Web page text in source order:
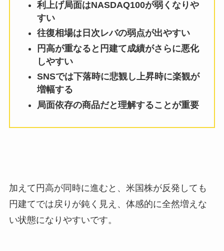
利上げ局面はNASDAQ100が弱くなりや
すい
往復相場は日次レバの弱点が出やすい
円高が重なると円建て成績がさらに悪化
しやすい
SNSでは下落時に悲観し上昇時に楽観が
増幅する
局面依存の商品だと理解することが重要
加えて円高が同時に進むと、米国株が反発しても
円建てでは戻りが鈍く見え、体感的に全然増えな
い状態になりやすいです。